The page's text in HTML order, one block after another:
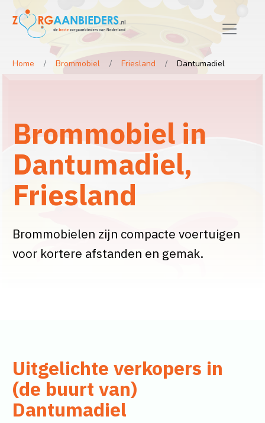
Home Brommobiel Friesland Dantumadiel
Brommobiel in
Dantumadiel,
Friesland
Brommobielen zijn compacte voertuigen
voor kortere afstanden en gemak.
Uitgelichte verkopers in
(de buurt van)
Dantumadiel